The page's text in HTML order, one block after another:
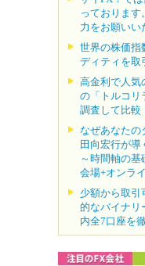
っておりま
力をお願いい
世界の株価指
ディティを取
高金利で人気
の「トルコリ
調査して比較
なぜあなたの
田向宏行が導
～時間軸の基
会場+オンラ
少額から取引
的なバイナリ
内全7口座を